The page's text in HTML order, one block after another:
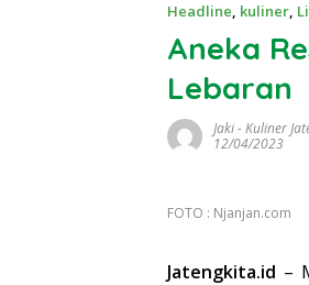
Headline, kuliner,
Aneka
Lebaran
Jaki-Kuliner
12/04/2023
FOTO : Njanjan.com
Jatengkita.id –